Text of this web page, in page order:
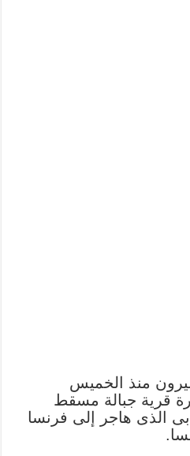
منذ الخميس
قرية جبالة مسقط
الذى هاجر إلى فرنسا